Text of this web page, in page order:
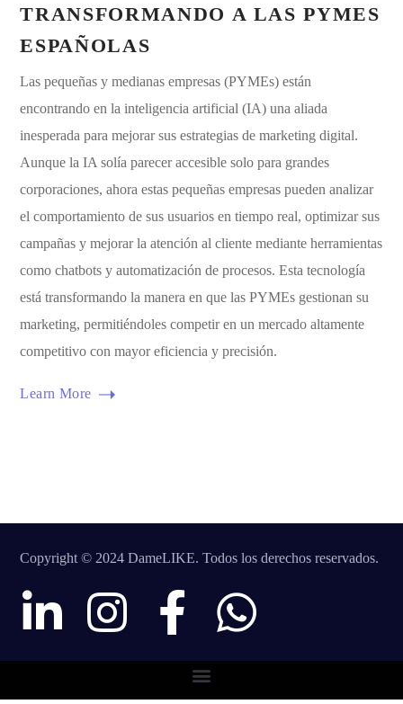
TRANSFORMANDO A LAS PYMES
ESPAÑOLAS
Las pequeñas y medianas empresas (PYMEs) están
encontrando en la inteligencia artificial (IA) una aliada
inesperada para mejorar sus estrategias de marketing digital.
Aunque la IA solía parecer accesible solo para grandes
corporaciones, ahora estas pequeñas empresas pueden analizar
el comportamiento de sus usuarios en tiempo real, optimizar sus
campañas y mejorar la atención al cliente mediante herramientas
como chatbots y automatización de procesos. Esta tecnología
está transformando la manera en que las PYMEs gestionan su
marketing, permitiéndoles competir en un mercado altamente
competitivo con mayor eficiencia y precisión.
Learn More
Copyright © 2024 DameLIKE. Todos los derechos reservados.